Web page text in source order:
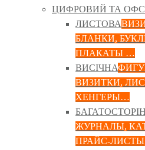
ЦИФРОВИЙ ТА
ЛИСТОВА
БЛАНКИ,
ПЛАКАТЫ …
ВИСІЧНА
ВИЗИТКИ,
ХЕНГЕРЫ…
ЖУРНАЛЫ,
ПРАЙС-